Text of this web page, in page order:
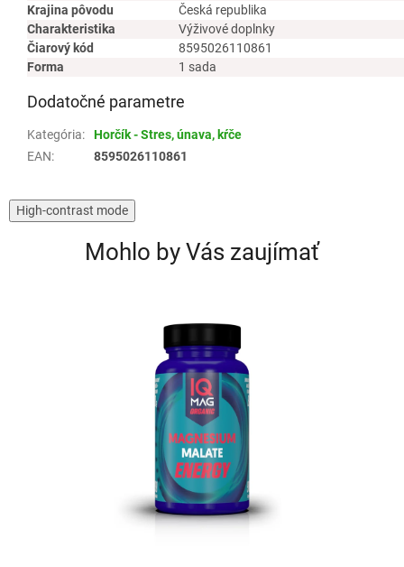
Krajina pôvodu
Česká republika
Charakteristika
Výživové doplnky
Čiarový kód
8595026110861
Forma
1 sada
Dodatočné parametre
Kategória:
Horčík - Stres, únava, kŕče
EAN: 8595026110861
High-contrast mode
Mohlo by Vás zaujímať